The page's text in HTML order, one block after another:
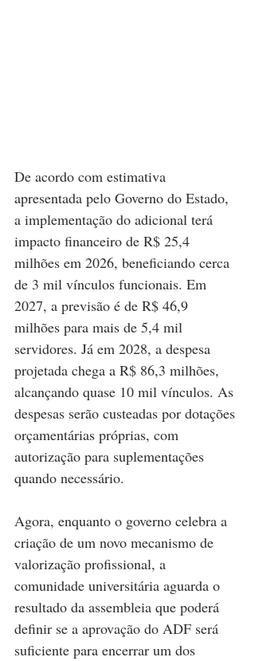
De acordo com estimativa
apresentada pelo Governo do Estado,
a implementação do adicional terá
impacto financeiro de R$ 25,4
milhões em 2026, beneficiando cerca
de 3 mil vínculos funcionais. Em
2027, a previsão é de R$ 46,9
milhões para mais de 5,4 mil
servidores. Já em 2028, a despesa
projetada chega a R$ 86,3 milhões,
alcançando quase 10 mil vínculos. As
despesas serão custeadas por dotações
orçamentárias próprias, com
autorização para suplementações
quando necessário.
Agora, enquanto o governo celebra a
criação de um novo mecanismo de
valorização profissional, a
comunidade universitária aguarda o
resultado da assembleia que poderá
definir se a aprovação do ADF será
suficiente para encerrar um dos